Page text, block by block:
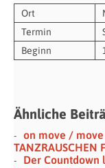
Ort
Termin
Beginn
Ähnliche
on move /
TANZRAUSCHEN
Der Countdown